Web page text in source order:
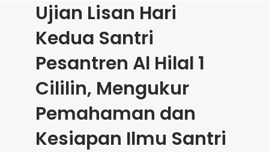
Ujian Lisan Hari
Kedua Santri
Pesantren Al Hilal 1
Cililin, Mengukur
Pemahaman dan
Kesiapan Ilmu Santri